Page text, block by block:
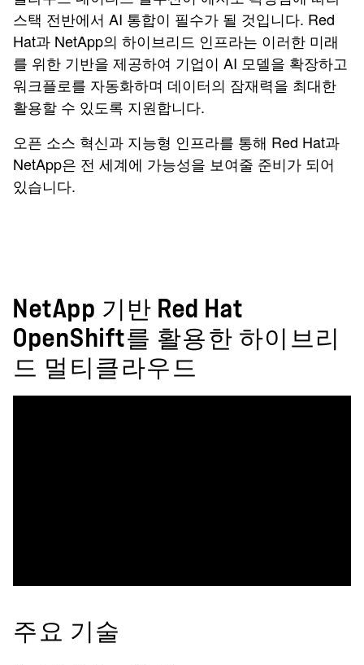
스택 전반에서 AI 통합이 필수가 될 것입니다. Red
Hat과 NetApp의 하이브리드 인프라는 이러한 미래
를 위한 기반을 제공하여 기업이 AI 모델을 확장하고
워크플로를 자동화하며 데이터의 잠재력을 최대한
활용할 수 있도록 지원합니다.
오픈 소스 혁신과 지능형 인프라를 통해 Red Hat과
NetApp은 전 세계에 가능성을 보여줄 준비가 되어
있습니다.
NetApp 기반 Red Hat
OpenShift를 활용한 하이브리
드 멀티클라우드
주요 기술